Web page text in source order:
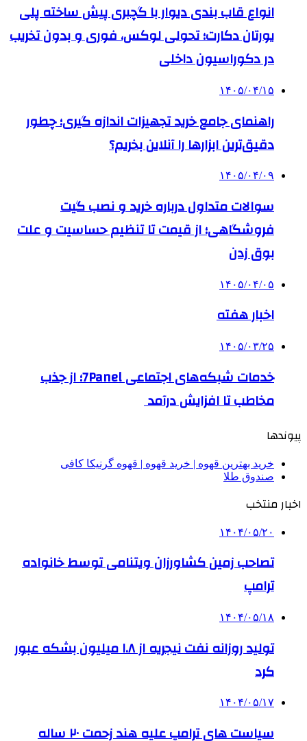
انواع قاب بندی دیوار با گچبری پیش ساخته پلی
یورتان دکارت؛ تحولی لوکس، فوری و بدون تخریب
در دکوراسیون داخلی
۱۴۰۵/۰۴/۱۵
راهنمای جامع خرید تجهیزات اندازه گیری؛ چطور
دقیق‌ترین ابزارها را آنلاین بخریم؟
۱۴۰۵/۰۴/۰۹
سوالات متداول درباره خرید و نصب گیت
فروشگاهی؛ از قیمت تا تنظیم حساسیت و علت
بوق زدن
۱۴۰۵/۰۴/۰۵
اخبار هفته
۱۴۰۵/۰۳/۲۵
خدمات شبکه‌های اجتماعی 7Panel؛ از جذب
مخاطب تا افزایش درآمد
پیوندها
خرید بهترین قهوه | خرید قهوه | قهوه گرنیکا کافی
صندوق طلا
اخبار منتخب
۱۴۰۴/۰۵/۲۰
تصاحب زمین کشاورزان ویتنامی توسط خانواده
ترامپ
۱۴۰۴/۰۵/۱۸
تولید روزانه نفت نیجریه از ۱.۸ میلیون بشکه عبور
کرد
۱۴۰۴/۰۵/۱۷
سیاست های ترامپ علیه هند زحمت ۲۰ ساله